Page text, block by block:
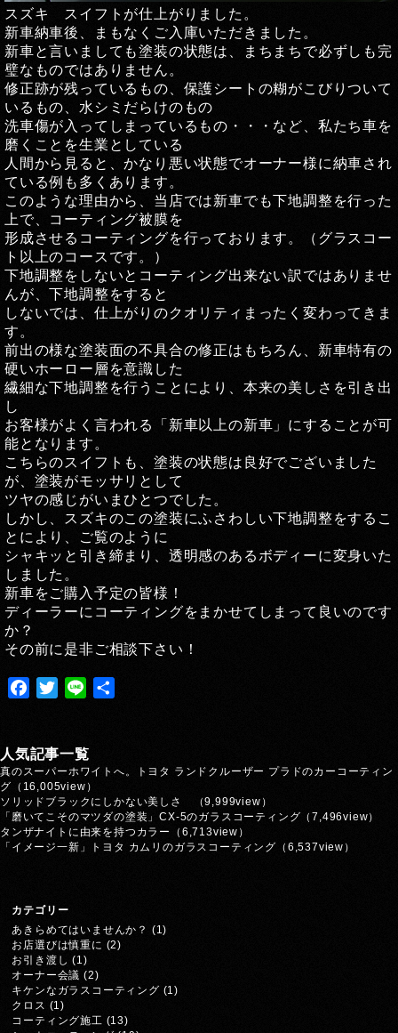
スズキ スイフトが仕上がりました。
新車納車後、まもなくご入庫いただきました。
新車と言いましても塗装の状態は、まちまちで必ずしも完
璧なものではありません。
修正跡が残っているもの、保護シートの糊がこびりついて
いるもの、水シミだらけのもの
洗車傷が入ってしまっているもの・・・など、私たち車を
磨くことを生業としている
人間から見ると、かなり悪い状態でオーナー様に納車され
ている例も多くあります。
このような理由から、当店では新車でも下地調整を行った
上で、コーティング被膜を
形成させるコーティングを行っております。（グラスコー
ト以上のコースです。）
下地調整をしないとコーティング出来ない訳ではありませ
んが、下地調整をすると
しないでは、仕上がりのクオリティまったく変わってきま
す。
前出の様な塗装面の不具合の修正はもちろん、新車特有の
硬いホーロー層を意識した
繊細な下地調整を行うことにより、本来の美しさを引き出
し
お客様がよく言われる「新車以上の新車」にすることが可
能となります。
こちらのスイフトも、塗装の状態は良好でございました
が、塗装がモッサリとして
ツヤの感じがいまひとつでした。
しかし、スズキのこの塗装にふさわしい下地調整をするこ
とにより、ご覧のように
シャキッと引き締まり、透明感のあるボディーに変身いた
しました。
新車をご購入予定の皆様！
ディーラーにコーティングをまかせてしまって良いのです
か？
その前に是非ご相談下さい！
Facebook
Twitter
Line
人気記事一覧
真のスーパーホワイトへ。トヨタ ランドクルーザー プラドのカーコーティン
グ （16,005view）
ソリッドブラックにしかない美しさ
（9,999view）
「磨いてこそのマツダの塗装」CX-5のガラスコーティング （7,496view）
タンザナイトに由来を持つカラー
（6,713view）
「イメージ一新」トヨタ カムリのガラスコーティング （6,537view）
カテゴリー
あきらめてはいませんか？ (1)
お店選びは慎重に (2)
お引き渡し (1)
オーナー会議 (2)
キケンなガラスコーティング (1)
クロス (1)
コーティング施工 (13)